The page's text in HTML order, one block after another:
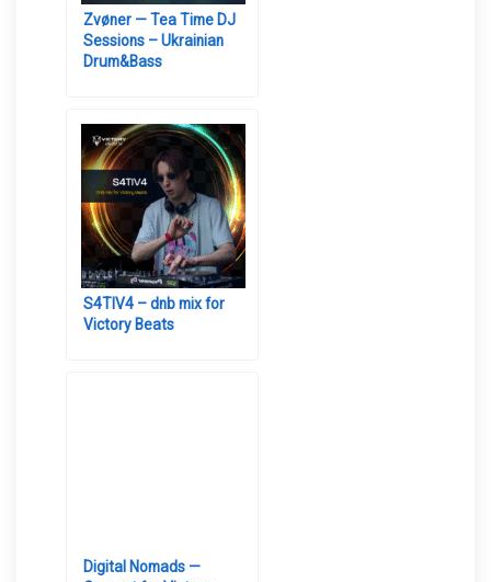
Zvøner — Tea Time DJ
Sessions – Ukrainian
Drum&Bass
S4TIV4 – dnb mix for
Victory Beats
Digital Nomads —